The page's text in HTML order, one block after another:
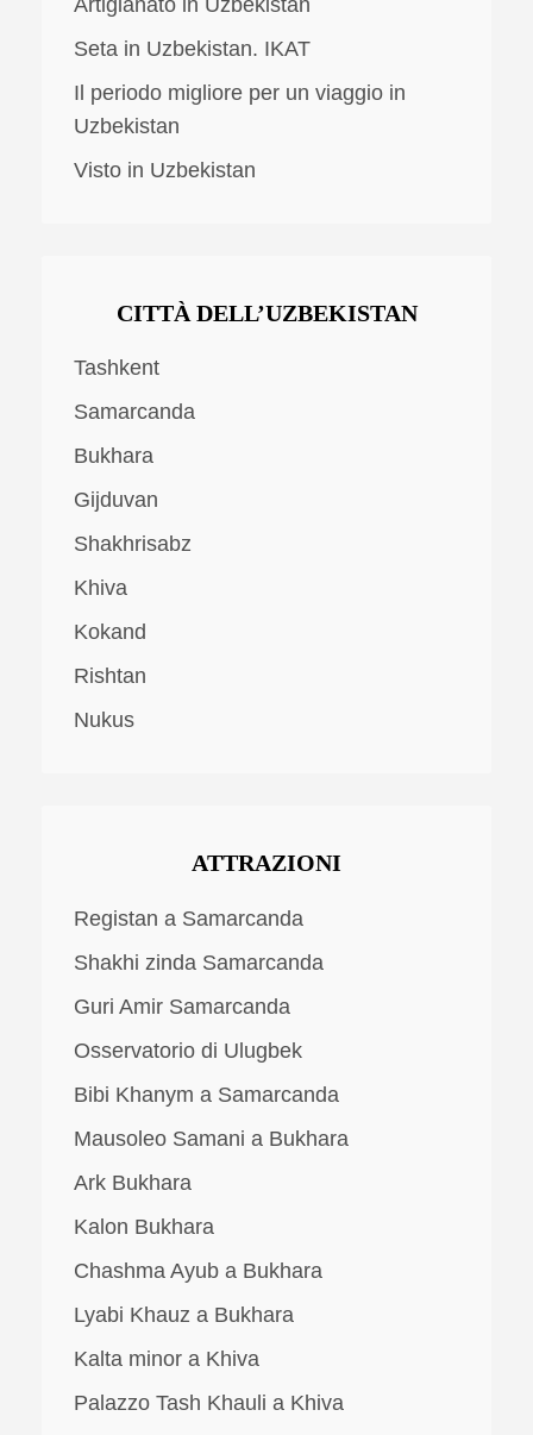
Seta in Uzbekistan. IKAT
Il periodo migliore per un viaggio in
Uzbekistan
Visto in Uzbekistan
CITTÀ DELL’UZBEKISTAN
Tashkent
Samarcanda
Bukhara
Gijduvan
Shakhrisabz
Khiva
Kokand
Rishtan
Nukus
ATTRAZIONI
Registan a Samarcanda
Shakhi zinda Samarcanda
Guri Amir Samarcanda
Osservatorio di Ulugbek
Bibi Khanym a Samarcanda
Mausoleo Samani a Bukhara
Ark Bukhara
Kalon Bukhara
Chashma Ayub a Bukhara
Lyabi Khauz a Bukhara
Kalta minor a Khiva
Palazzo Tash Khauli a Khiva